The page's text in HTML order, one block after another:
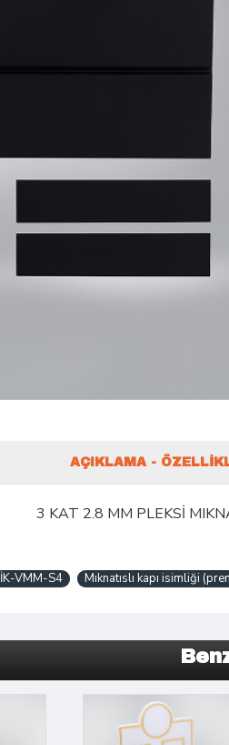
AÇIKLAMA -
3 KAT 2.8 MM PLEKSİ
İK-VMM-S4 Mıknatıslı kapı isimliği